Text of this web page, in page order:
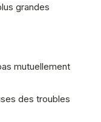
grandes
mutuellement
des troubles